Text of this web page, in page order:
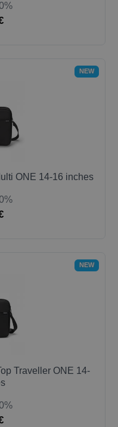
NEW
ONE 14-16 inches
NEW
Traveller ONE 14-